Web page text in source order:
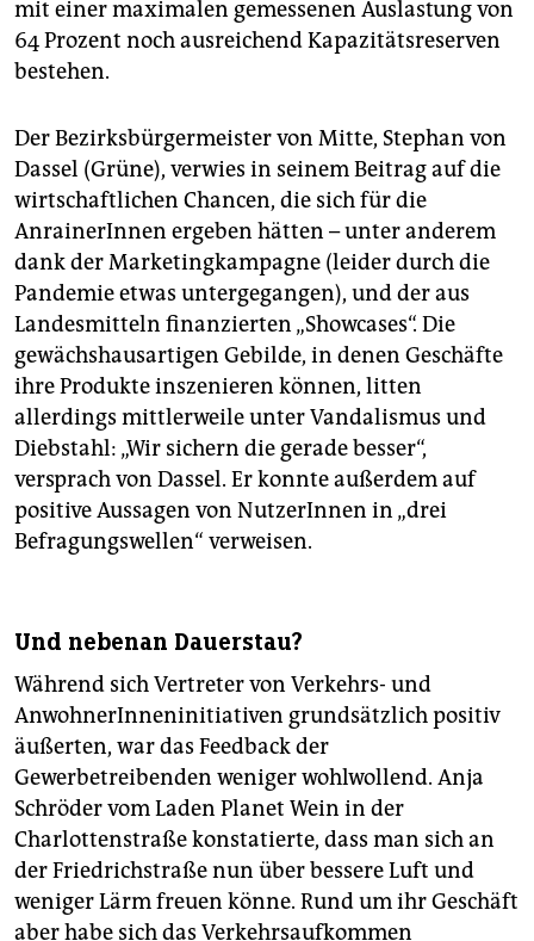
mit einer maximalen gemessenen Auslastung von
64 Prozent noch ausreichend Kapazitätsreserven
bestehen.
Der Bezirksbürgermeister von Mitte, Stephan von
Dassel (Grüne), verwies in seinem Beitrag auf die
wirtschaftlichen Chancen, die sich für die
AnrainerInnen ergeben hätten – unter anderem
dank der Marketingkampagne (leider durch die
Pandemie etwas untergegangen), und der aus
Landesmitteln finanzierten „Showcases“. Die
gewächshausartigen Gebilde, in denen Geschäfte
ihre Produkte inszenieren können, litten
allerdings mittlerweile unter Vandalismus und
Diebstahl: „Wir sichern die gerade besser“,
versprach von Dassel. Er konnte außerdem auf
positive Aussagen von NutzerInnen in „drei
Befragungswellen“ verweisen.
Und nebenan Dauerstau?
Während sich Vertreter von Verkehrs- und
AnwohnerInneninitiativen grundsätzlich positiv
äußerten, war das Feedback der
Gewerbetreibenden weniger wohlwollend. Anja
Schröder vom Laden Planet Wein in der
Charlottenstraße konstatierte, dass man sich an
der Friedrichstraße nun über bessere Luft und
weniger Lärm freuen könne. Rund um ihr Geschäft
aber habe sich das Verkehrsaufkommen